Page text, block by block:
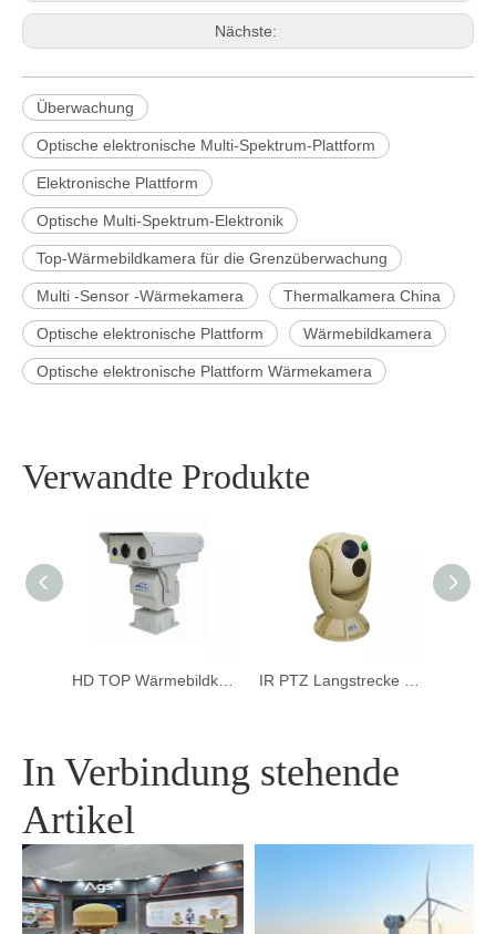
Nächste:
Überwachung
Optische elektronische Multi-Spektrum-Plattform
Elektronische Plattform
Optische Multi-Spektrum-Elektronik
Top-Wärmebildkamera für die Grenzüberwachung
Multi -Sensor -Wärmekamera Thermalkamera China
Optische elektronische Plattform Wärmebildkamera
Optische elektronische Plattform Wärmekamera
Verwandte Produkte
In Verbindung stehende
Artikel